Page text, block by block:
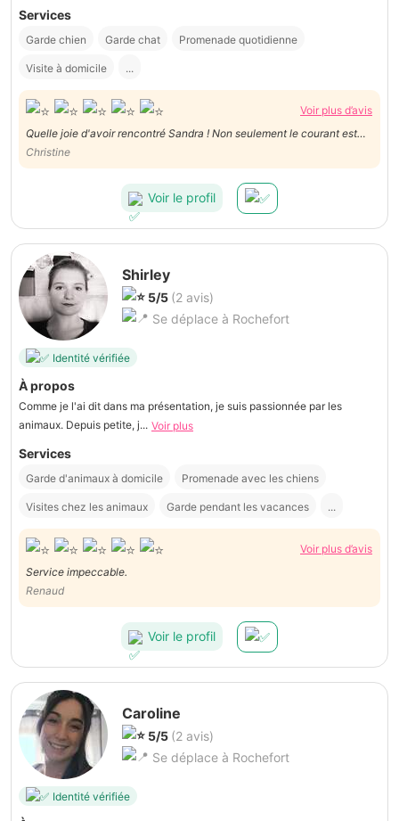
Services
Garde chien Garde chat Promenade quotidienne
Visite à domicile ...
Voir plus d’avis
Quelle joie d'avoir rencontré Sandra ! Non seulement le courant est
passé de suite avec mes chiens et mes chats mais aussi avec nous !
Elle a très vite compris le langage des chiens et le stress qu'ils avaient
d'être, pour la 1ère fois, sans nous.
Christine
Voir le profil
Shirley
5/5 (2 avis)
Se déplace à Rochefort
Identité vérifiée
À propos
Comme je l'ai dit dans ma présentation, je suis passionnée par les
animaux. Depuis petite, j... Voir plus
Services
Garde d'animaux à domicile Promenade avec les chiens
Visites chez les animaux Garde pendant les vacances ...
Voir plus d’avis
Service impeccable.
Renaud
Voir le profil
Caroline
5/5 (2 avis)
Se déplace à Rochefort
Identité vérifiée